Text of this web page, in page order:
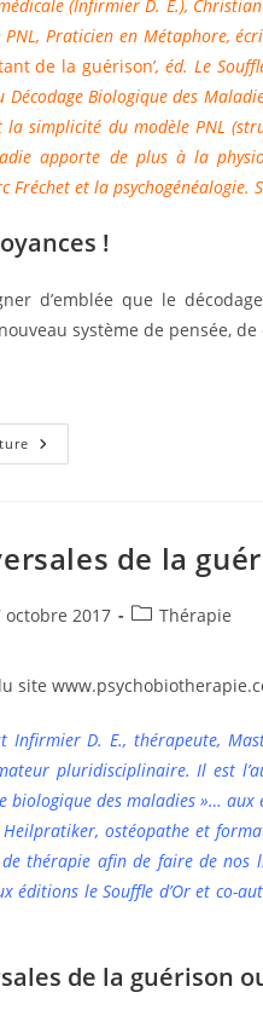
(Infirmier D. E.),
Praticien en Métaphore,
de la guérison’, éd. Le
Biologique des
simplicité du modèle PNL
apporte de plus à la
Fréchet et la psychogénéalogie.
!
d’emblée que le
système de pensée,
Un
Réajustement
de la
octobre 2017
PostThérapie
site
Infirmier D. E., thérapeute,
pluridisciplinaire. Il est
biologique des maladies »… aux
ostéopathe et
thérapie afin de faire de nos
éditions le Souffle d’Or et co-
de la guérison